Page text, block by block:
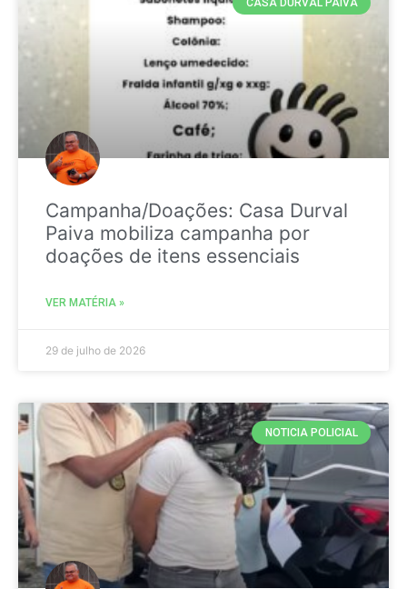
CASA DURVAL PAIVA
Campanha/Doações: Casa Durval
Paiva mobiliza campanha por
doações de itens essenciais
VER MATÉRIA »
29 de julho de 2026
NOTICIA POLICIAL